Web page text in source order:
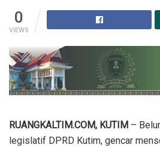
0
VIEWS
RUANGKALTIM.COM, KUTIM –
legislatif DPRD Kutim, gencar